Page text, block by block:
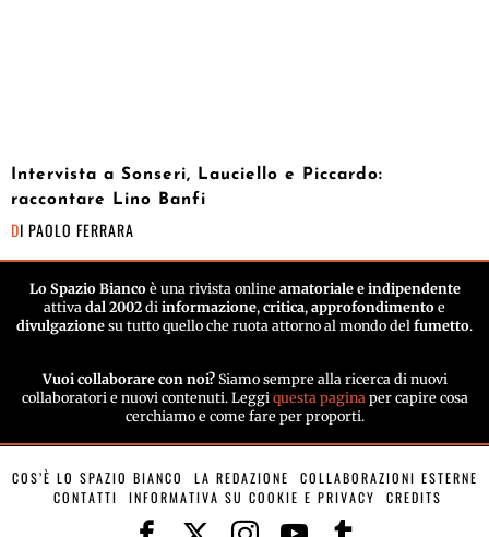
Intervista a Sonseri, Lauciello e Piccardo:
raccontare Lino Banfi
DI PAOLO FERRARA
Lo Spazio Biancoè una rivista online amatoriale e indipendente
attiva dal 2002 di informazione, critica, approfondimento e
divulgazione su tutto quello che ruota attorno al mondo del fumetto.
Vuoi collaborare con noi? Siamo sempre alla ricerca di nuovi
collaboratori e nuovi contenuti. Leggi questa paginaper capire cosa
cerchiamo e come fare per proporti.
COS’È LO SPAZIO BIANCO LA REDAZIONE
COLLABORAZIONI ESTERNE
CONTATTI
INFORMATIVA SU COOKIE E PRIVACY CREDITS